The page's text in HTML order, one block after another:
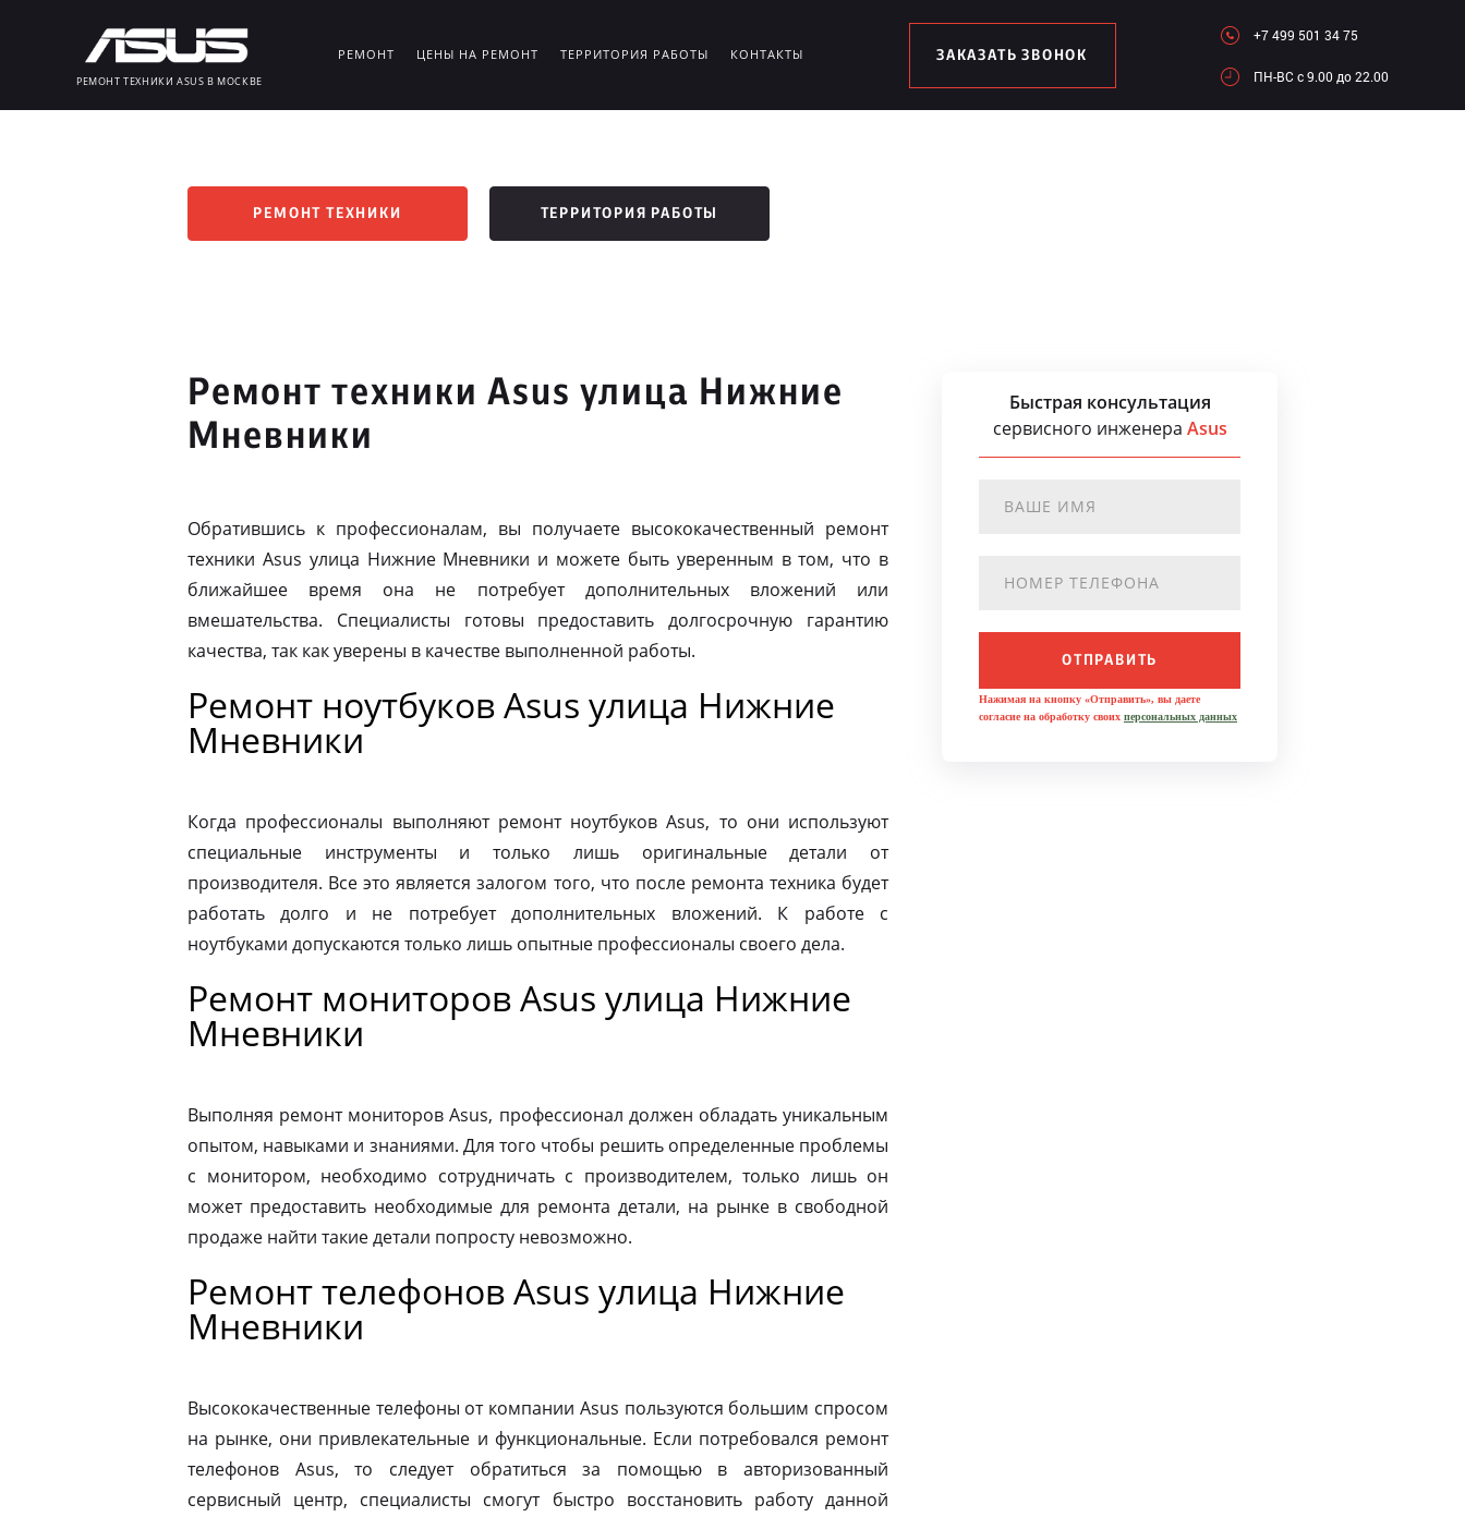
РЕМОНТ ТЕХНИКИ ASUS В МОСКВЕ
РЕМОНТ ЦЕНЫ НА РЕМОНТ ТЕРРИТОРИЯ РАБОТЫ КОНТАКТЫ ЗАКАЗАТЬ ЗВОНОК
+7 499 501 34 75
ПН-ВC c 9.00 до 22.00
РЕМОНТ ТЕХНИКИ ТЕРРИТОРИЯ РАБОТЫ
Ремонт техники Asus улица Нижние
Мневники
Обратившись к профессионалам, вы получаете высококачественный ремонт
техники Asus улица Нижние Мневники и можете быть уверенным в том, что в
ближайшее время она не потребует дополнительных вложений или
вмешательства. Специалисты готовы предоставить долгосрочную гарантию
качества, так как уверены в качестве выполненной работы.
Ремонт ноутбуков Asus улица Нижние
Мневники
Когда профессионалы выполняют ремонт ноутбуков Asus, то они используют
специальные инструменты и только лишь оригинальные детали от
производителя. Все это является залогом того, что после ремонта техника будет
работать долго и не потребует дополнительных вложений. К работе с
ноутбуками допускаются только лишь опытные профессионалы своего дела.
Ремонт мониторов Asus улица Нижние
Мневники
Выполняя ремонт мониторов Asus, профессионал должен обладать уникальным
опытом, навыками и знаниями. Для того чтобы решить определенные проблемы
с монитором, необходимо сотрудничать с производителем, только лишь он
может предоставить необходимые для ремонта детали, на рынке в свободной
продаже найти такие детали попросту невозможно.
Ремонт телефонов Asus улица Нижние
Мневники
Высококачественные телефоны от компании Asus пользуются большим спросом
на рынке, они привлекательные и функциональные. Если потребовался ремонт
телефонов Asus, то следует обратиться за помощью в авторизованный
сервисный центр, специалисты смогут быстро восстановить работу данной
Быстрая консультация
сервисного инженера Asus
ОТПРАВИТЬ
Нажимая на кнопку «Отправить», вы даете
согласие на обработку своих персональных данных